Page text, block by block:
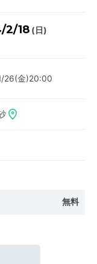
2/18(日)
26(金)20:00
無料